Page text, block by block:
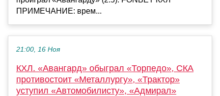
ПРИМЕЧАНИЕ: врем...
21:00, 16 Ноя
КХЛ. «Авангард» обыграл «Торпедо», СКА
противостоит «Металлургу», «Трактор»
уступил «Автомобилисту», «Адмирал»